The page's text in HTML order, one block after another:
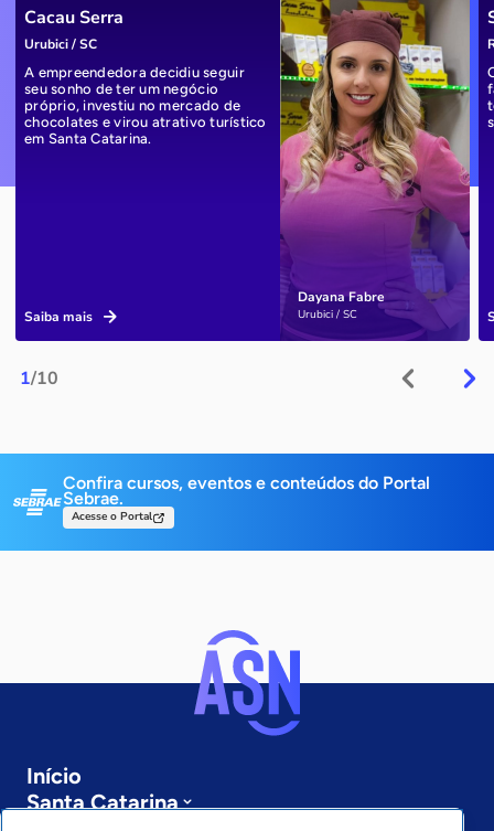
1/10
Dayana Fabre
Urubici / SC
Cacau Serra
Urubici / SC
A empreendedora decidiu seguir
seu sonho de ter um negócio
próprio, investiu no mercado de
chocolates e virou atrativo turístico
em Santa Catarina.
Saiba mais
Confira cursos, eventos e conteúdos do Portal
Sebrae.
Acesse o Portal
Início
Santa Catarina